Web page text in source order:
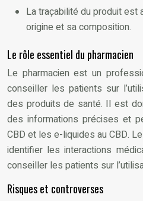
La traçabilité du produit est
origine et sa composition.
Le rôle essentiel du pharmacien
Le pharmacien est un
conseiller les patients sur
des produits de santé. Il est
des informations précises et
CBD et les e-liquides au CBD.
identifier les interactions
conseiller les patients sur
Risques et controverses